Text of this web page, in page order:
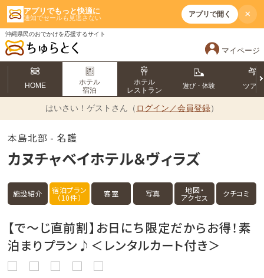
アプリでもっと快適に
通知でセールも見逃さない アプリで開く ×
沖縄県民のおでかけを応援するサイト
マイページ
HOME
ホテル
宿泊
ホテル
レストラン
遊び・体験 ツアー
はいさい！ ゲストさん（ ログイン／会員登録）
本島北部 - 名護
カヌチャベイホテル＆ヴィラズ
施設紹介 宿泊プラン
（10件） 客室 写真 地図・
アクセス クチコミ
【で～じ直前割】お日にち限定だからお得！素
泊まりプラン♪＜レンタルカート付き＞